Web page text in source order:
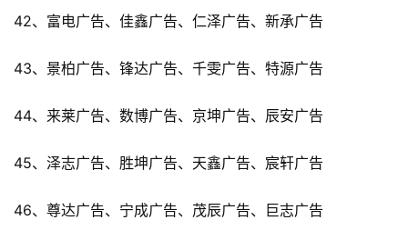
42、富电广告、佳鑫广告、仁泽广告、新承广告
43、景柏广告、锋达广告、千雯广告、特源广告
44、来莱广告、数博广告、京坤广告、辰安广告
45、泽志广告、胜坤广告、天鑫广告、宸轩广告
46、尊达广告、宁成广告、茂辰广告、巨志广告